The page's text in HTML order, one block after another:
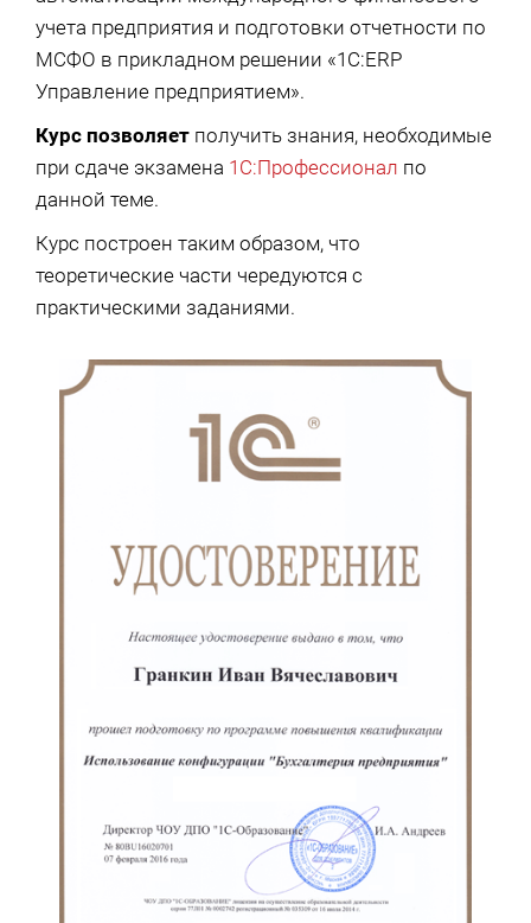
учета предприятия и подготовки отчетности по
МСФО в прикладном решении «1С:ERP
Управление предприятием».
Курс позволяет получить знания, необходимые
при сдаче экзамена 1С:Профессионал по
данной теме.
Курс построен таким образом, что
теоретические части чередуются с
практическими заданиями.